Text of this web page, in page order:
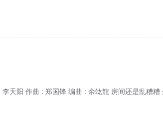
天阳 作曲 : 郑国锋 编曲 : 余竑龍 房间还是乱糟糟